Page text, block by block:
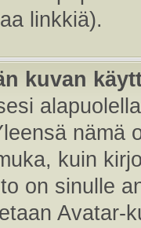
linkkiä).
kuvan
nämä
kuin
on sinulle
Avatar-